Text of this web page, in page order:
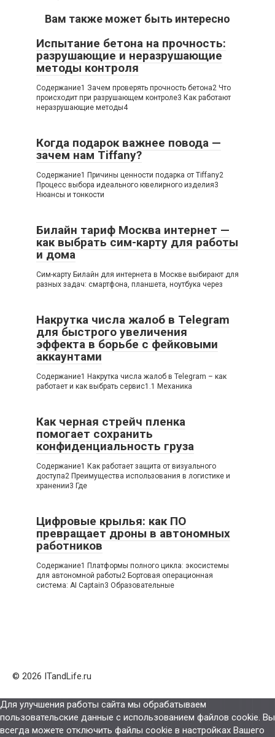
Вам также может быть интересно
Испытание бетона на прочность:
разрушающие и неразрушающие
методы контроля
Содержание1 Зачем проверять прочность бетона2 Что
происходит при разрушающем контроле3 Как работают
неразрушающие методы4
Когда подарок важнее повода —
зачем нам Tiffany?
Содержание1 Причины ценности подарка от Tiffany2
Процесс выбора идеального ювелирного изделия3
Нюансы и тонкости
Билайн тариф Москва интернет —
как выбрать сим-карту для работы
и дома
Сим-карту Билайн для интернета в Москве выбирают для
разных задач: смартфона, планшета, ноутбука через
Накрутка числа жалоб в Telegram
для быстрого увеличения
эффекта в борьбе с фейковыми
аккаунтами
Содержание1 Накрутка числа жалоб в Telegram – как
работает и как выбрать сервис1.1 Механика
Как черная стрейч пленка
помогает сохранить
конфиденциальность груза
Содержание1 Как работает защита от визуального
доступа2 Преимущества использования в логистике и
хранении3 Где
Цифровые крылья: как ПО
превращает дроны в автономных
работников
Содержание1 Платформы полного цикла: экосистемы
для автономной работы2 Бортовая операционная
система: AI Captain3 Образовательные
© 2026 ITandLife.ru
Для улучшения работы сайта мы обрабатываем
пользовательские данные с использованием файлов cookie. Вы
всегда можете отключить файлы cookie в настройках Вашего